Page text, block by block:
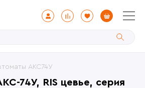
74У, RIS цевье, серия
АКС74У